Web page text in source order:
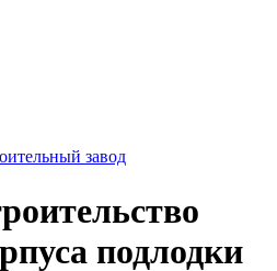
завод
подлодки